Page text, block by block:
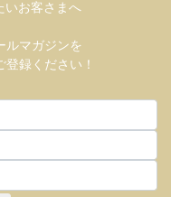
いお客さまへ
ルマガジンを
録ください！